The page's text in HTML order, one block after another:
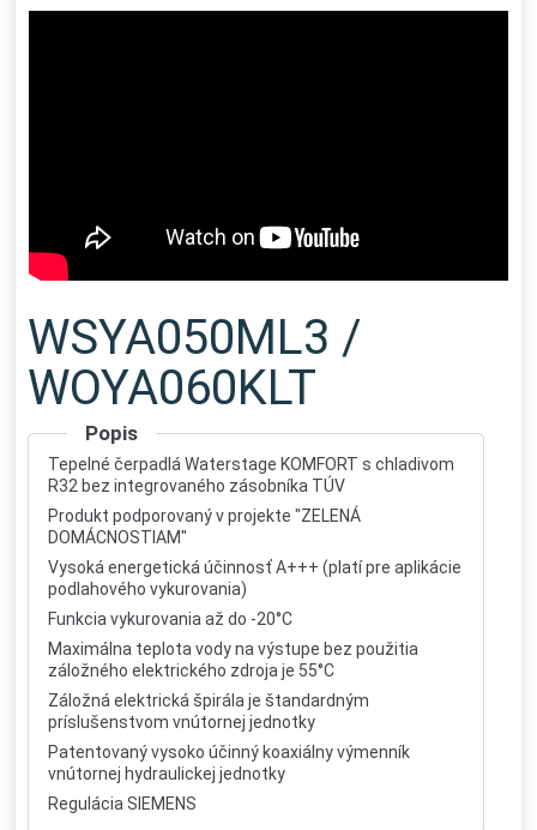
WSYA050ML3 /
WOYA060KLT
Popis
Tepelné čerpadlá Waterstage KOMFORT s chladivom
R32 bez integrovaného zásobníka TÚV
Produkt podporovaný v projekte "ZELENÁ
DOMÁCNOSTIAM"
Vysoká energetická účinnosť A+++ (platí pre aplikácie
podlahového vykurovania)
Funkcia vykurovania až do -20°C
Maximálna teplota vody na výstupe bez použitia
záložného elektrického zdroja je 55°C
Záložná elektrická špirála je štandardným
príslušenstvom vnútornej jednotky
Patentovaný vysoko účinný koaxiálny výmenník
vnútornej hydraulickej jednotky
Regulácia SIEMENS